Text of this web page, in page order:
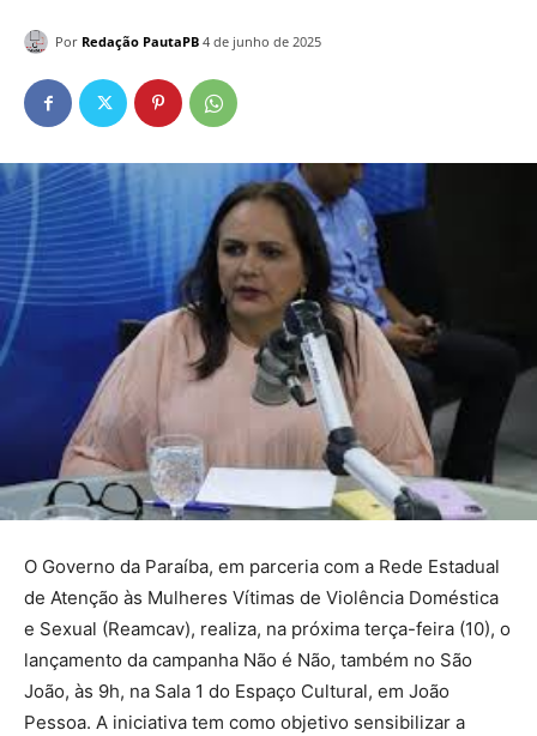
Por Redação PautaPB 4 de junho de 2025
O Governo da Paraíba, em parceria com a Rede Estadual
de Atenção às Mulheres Vítimas de Violência Doméstica
e Sexual (Reamcav), realiza, na próxima terça-feira (10), o
lançamento da campanha Não é Não, também no São
João, às 9h, na Sala 1 do Espaço Cultural, em João
Pessoa. A iniciativa tem como objetivo sensibilizar a